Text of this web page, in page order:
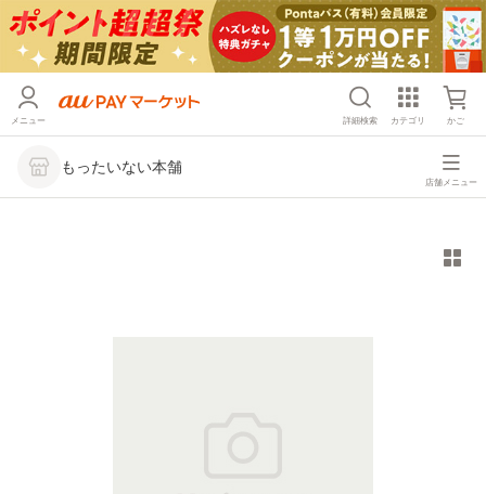
メニュー 詳細検索 カテゴリ かご
もったいない本舗
店舗メニュー